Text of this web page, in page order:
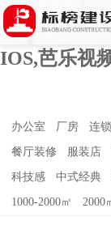
芭乐APP官
网址进入18
IOS,芭乐视
办公室 厂房 连
餐厅装修 服装店
科技感 中式经典
1000-2000㎡ 2000